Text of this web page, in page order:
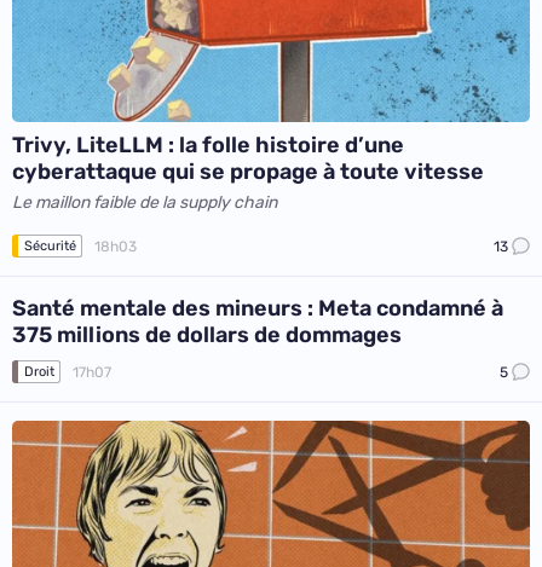
Trivy, LiteLLM : la folle histoire d’une
cyberattaque qui se propage à toute vitesse
Le maillon faible de la supply chain
Sécurité 18h03 13
Santé mentale des mineurs : Meta condamné à
375 millions de dollars de dommages
Droit 17h07 5